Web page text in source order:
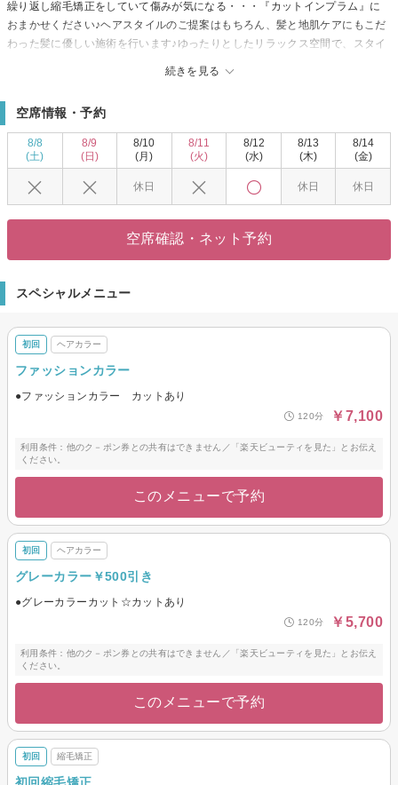
続きを見る
繰り返し縮毛矯正をしていて傷みが気になる・・・『カットインプラム』に
おまかせください♪ヘアスタイルのご提案はもちろん、髪と地肌ケアにもこだ
わった髪に優しい施術を行います♪ゆったりとしたリラックス空間で、スタイ
髪と頭皮の健康を考えた厳選メニューを多数ご用意しています。こだわり抜
いた縮毛矯正は、納得・安心の保障付！！おすすめの「中性縮毛矯正」は、
ノンアルカリの薬剤で髪をいたわりながらしっかり伸ばします。髪が傷むか
『カットインプラム』の優しい施術で思いっきりイメージチェンジしません
空席情報・予約
8/8
(土)
8/9
(日)
8/10
(月)
休日
8/11
(火)
8/12
(水)
8/13
(木)
休日
8/14
(金)
休日
空席確認・ネット予約
スペシャルメニュー
初回 ヘアカラー
ファッションカラー
●ファッションカラー カットあり
120分 ￥7,100
利用条件：他のク－ポン券との共有はできません／「楽天ビューティを見た」とお伝え
ください。
このメニューで予約
初回 ヘアカラー
グレーカラー￥500引き
●グレーカラーカット☆カットあり
120分 ￥5,700
利用条件：他のク－ポン券との共有はできません／「楽天ビューティを見た」とお伝え
ください。
このメニューで予約
初回 縮毛矯正